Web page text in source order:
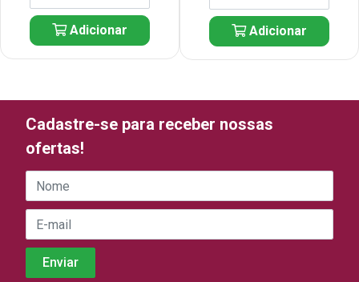
Adicionar Adicionar
Cadastre-se para receber nossas
ofertas!